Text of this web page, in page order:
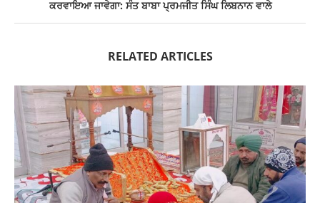
ਕਰਵਾਇਆ ਜਾਵੇਗਾ: ਸੰਤ ਬਾਬਾ ਪ੍ਰਮਜੀਤ ਸਿੰਘ ਲਿਬਨਾਨ ਵਾਲੇ
RELATED ARTICLES